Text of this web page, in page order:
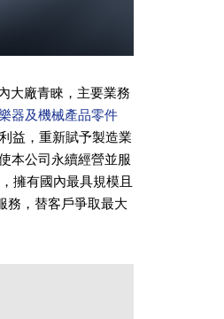
大廠青睞，主要業務
器及機械產品零件
益，重新賦予製造業
本公司永續經營並服
擁有國內最具規模且
務，替客戶爭取最大